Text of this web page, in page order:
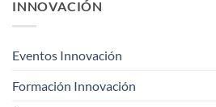
INNOVACIÓN
Eventos Innovación
Formación Innovación